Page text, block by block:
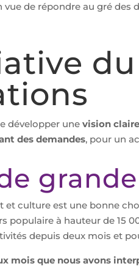
de répondre au gré des
développer unevision
des demandes, pour un
culture est une bonne
populaire à hauteur de 15
depuis deux mois et
mois que nous avons